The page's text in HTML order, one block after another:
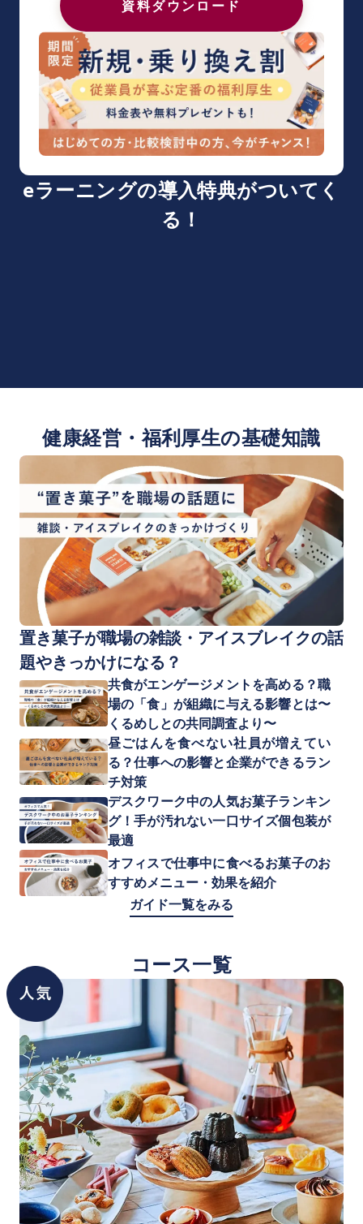
資料ダウンロード
eラーニングの導入特典がついてく
る！
健康経営・福利厚生の基礎知識
置き菓子が職場の雑談・アイスブレイクの話
題やきっかけになる？
共食がエンゲージメントを高める？職
場の「食」が組織に与える影響とは〜
くるめしとの共同調査より〜
昼ごはんを食べない社員が増えてい
る？仕事への影響と企業ができるラン
チ対策
デスクワーク中の人気お菓子ランキン
グ！手が汚れない一口サイズ個包装が
最適
オフィスで仕事中に食べるお菓子のお
すすめメニュー・効果を紹介
ガイド一覧をみる
コース一覧